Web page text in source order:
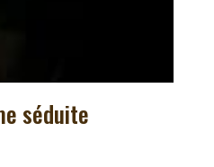
séduite